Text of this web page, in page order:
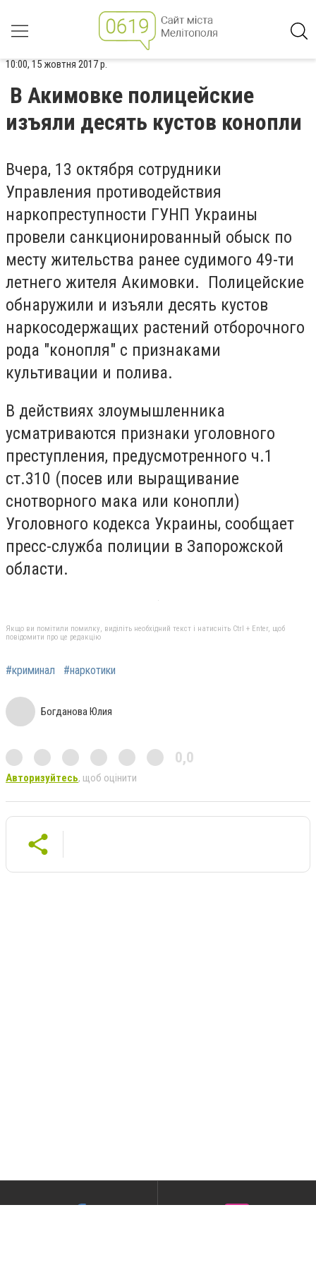
10:00, 15 жовтня 2017 р.
В Акимовке полицейские
изъяли десять кустов конопли
Вчера, 13 октября сотрудники
Управления противодействия
наркопреступности ГУНП Украины
провели санкционированный обыск по
месту жительства ранее судимого 49-ти
летнего жителя Акимовки. Полицейские
обнаружили и изъяли десять кустов
наркосодержащих растений отборочного
рода "конопля" с признаками
культивации и полива.
В действиях злоумышленника
усматриваются признаки уголовного
преступления, предусмотренного ч.1
ст.310 (посев или выращивание
снотворного мака или конопли)
Уголовного кодекса Украины, сообщает
пресс-служба полиции в Запорожской
области.
Якщо ви помітили помилку, виділіть необхідний текст і натисніть Ctrl + Enter, щоб
повідомити про це редакцію
#криминал #наркотики
Богданова Юлия
0,0
Авторизуйтесь, щоб оцінити